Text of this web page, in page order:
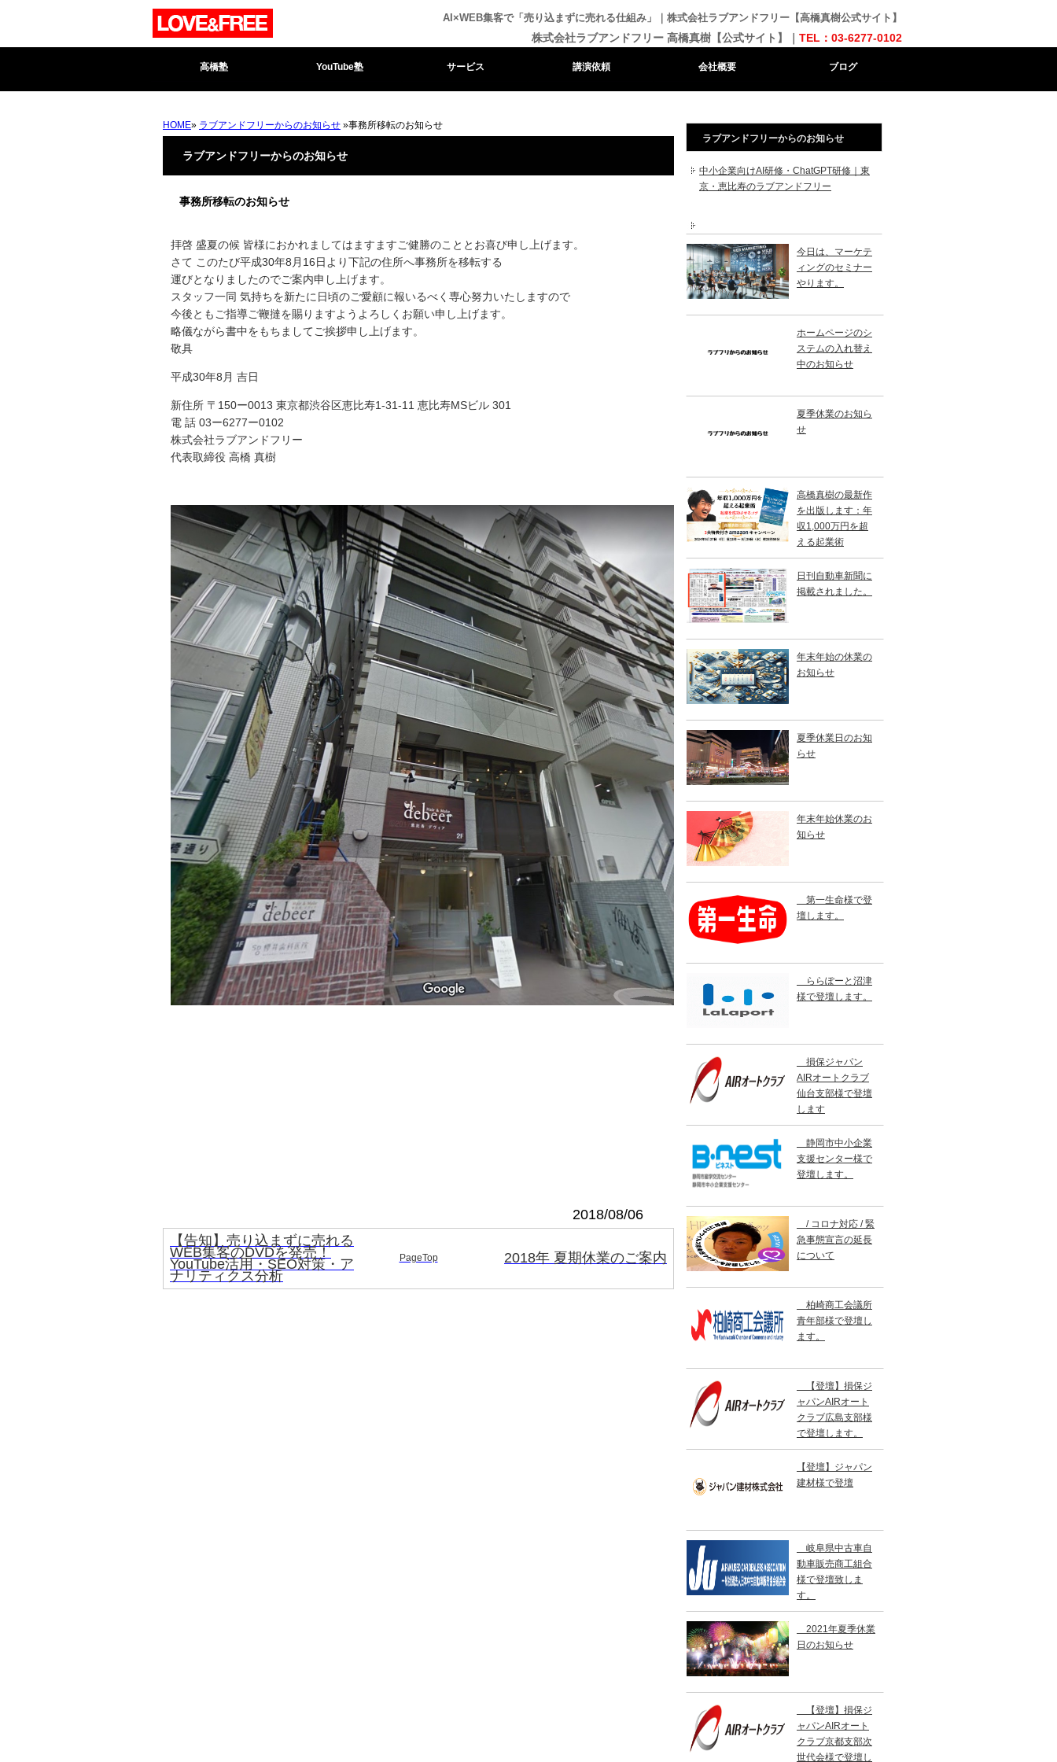
AI×WEB集客で「売り込まずに売れる仕組み」｜株式会社ラブアンドフリー【高橋真樹公式サイト】
株式会社ラブアンドフリー 高橋真樹【公式サイト】｜ TEL：03-6277-0102
高橋塾 YouTube塾 サービス 講演依頼 会社概要 ブログ
HOME» ラブアンドフリーからのお知らせ »事務所移転のお知らせ
ラブアンドフリーからのお知らせ
事務所移転のお知らせ
拝啓 盛夏の候 皆様におかれましてはますますご健勝のこととお喜び申し上げます。
さて このたび平成30年8月16日より下記の住所へ事務所を移転する
運びとなりましたのでご案内申し上げます。
スタッフ一同 気持ちを新たに日頃のご愛顧に報いるべく専心努力いたしますので
今後ともご指導ご鞭撻を賜りますようよろしくお願い申し上げます。
略儀ながら書中をもちましてご挨拶申し上げます。
敬具
平成30年8月 吉日
新住所 〒150ー0013 東京都渋谷区恵比寿1-31-11 恵比寿MSビル 301
電 話 03ー6277ー0102
株式会社ラブアンドフリー
代表取締役 高橋 真樹
2018/08/06
【告知】売り込まずに売れる
WEB集客のDVDを発売！
YouTube活用・SEO対策・ア
ナリティクス分析
PageTop 2018年 夏期休業のご案内
ラブアンドフリーからのお知らせ
中小企業向けAI研修・ChatGPT研修｜東
京・恵比寿のラブアンドフリー
今日は、マーケテ
ィングのセミナー
やります。
ホームページのシ
ステムの入れ替え
中のお知らせ
夏季休業のお知ら
せ
高橋真樹の最新作
を出版します：年
収1,000万円を超
える起業術
日刊自動車新聞に
掲載されました。
年末年始の休業の
お知らせ
夏季休業日のお知
らせ
年末年始休業のお
知らせ
第一生命様で登
壇します。
ららぽーと沼津
様で登壇します。
損保ジャパン
AIRオートクラブ
仙台支部様で登壇
します
静岡市中小企業
支援センター様で
登壇します。
/ コロナ対応 / 緊
急事態宣言の延長
について
柏崎商工会議所
青年部様で登壇し
ます。
【登壇】損保ジ
ャパンAIRオート
クラブ広島支部様
で登壇します。
【登壇】ジャパン
建材様で登壇
岐阜県中古車自
動車販売商工組合
様で登壇致しま
す。
2021年夏季休業
日のお知らせ
【登壇】損保ジ
ャパンAIRオート
クラブ京都支部次
世代会様で登壇し